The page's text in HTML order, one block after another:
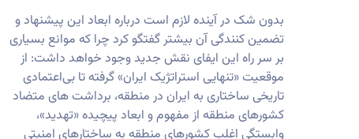
بدون شک در آینده لازم است درباره ابعاد این پیشنهاد و
تضمین کنندگی آن بیشتر گفتگو کرد چرا که موانع بسیاری
بر سر راه این ایفای نقش جدید وجود خواهد داشت: از
موقعیت «تنهایی استراتژیک ایران» گرفته تا بی‌اعتمادی
تاریخی ساختاری به ایران در منطقه، برداشت ‌های متضاد
کشورهای منطقه از مفهوم و ابعاد پیچیده «تهدید»،
وابستگی اغلب کشورهای منطقه به ساختارهای امنیتی